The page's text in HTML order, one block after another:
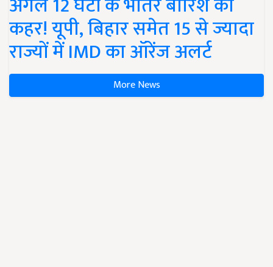
कहर! यूपी, बिहार समेत 15 से ज्यादा
राज्यों में IMD का ऑरेंज अलर्ट
More News